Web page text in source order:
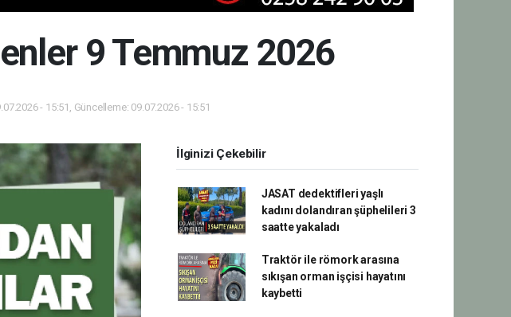
9 Temmuz 2026
- 15:51, Güncelleme: 09.07.2026 - 15:51
İlginizi Çekebilir
JASAT dedektifleri yaşlı
kadını dolandıran şüphelileri 3
saatte yakaladı
Traktör ile römork arasına
sıkışan orman işçisi hayatını
kaybetti